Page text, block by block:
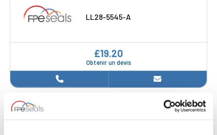
LL28-5545-A
Obtenir un devis
£19.20